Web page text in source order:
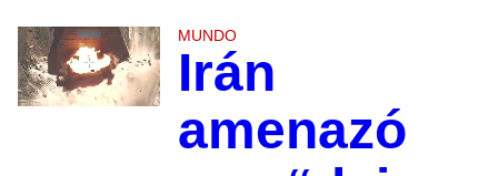
MUNDO
Irán
amenazó